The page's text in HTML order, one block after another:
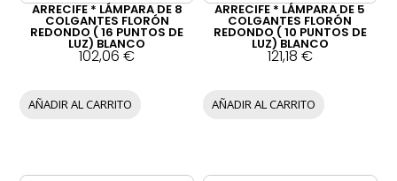
ARRECIFE * LÁMPARA DE 8
COLGANTES FLORÓN
REDONDO ( 16 PUNTOS DE
LUZ) BLANCO
102,06€
AÑADIR AL CARRITO
ARRECIFE * LÁMPARA DE 5
COLGANTES FLORÓN
REDONDO ( 10 PUNTOS DE
LUZ) BLANCO
121,18 €
AÑADIR AL CARRITO